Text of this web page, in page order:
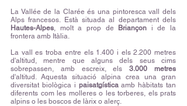
La Vallée de la Clarée és una pintoresca vall dels
Alps francesos. Està situada al departament dels
Hautes-Alpes, molt a prop de Briançon i de la
frontera amb Itàlia.
La vall es troba entre els 1.400 i els 2.200 metres
d'altitud, mentre que alguns dels seus cims
sobrepassen, amb escreix, els3.000 metres
d'altitud. Aquesta situació alpina crea una gran
diversitat biològica i paisatgísticaamb hàbitats tan
diferents com les molleres o les torberes, els prats
alpins o les boscos de làrix o alerç.